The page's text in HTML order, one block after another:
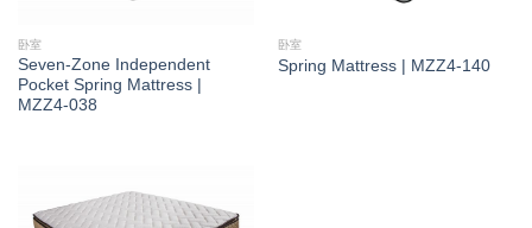
卧室
Seven-Zone Independent
Pocket Spring Mattress |
MZZ4-038
卧室
Spring Mattress | MZZ4-140